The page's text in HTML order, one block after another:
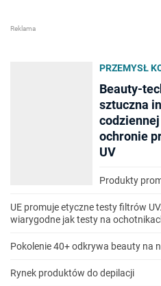
PRZEMYSŁ
Beauty-
sztuczna
ochronie
UV
Produkty
UE promuje etyczne testy filtrów
wiarygodne jak testy na
Pokolenie 40+ odkrywa beauty na
Rynek produktów do depilacji